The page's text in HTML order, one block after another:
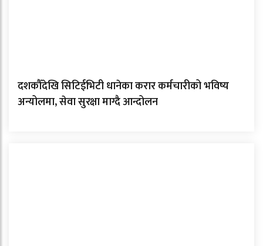
दशकौँदेखि सिटिईभिटी धानेका करार कर्मचारीको भविष्य
अन्योलमा, सेवा सुरक्षा माग्दै आन्दोलन